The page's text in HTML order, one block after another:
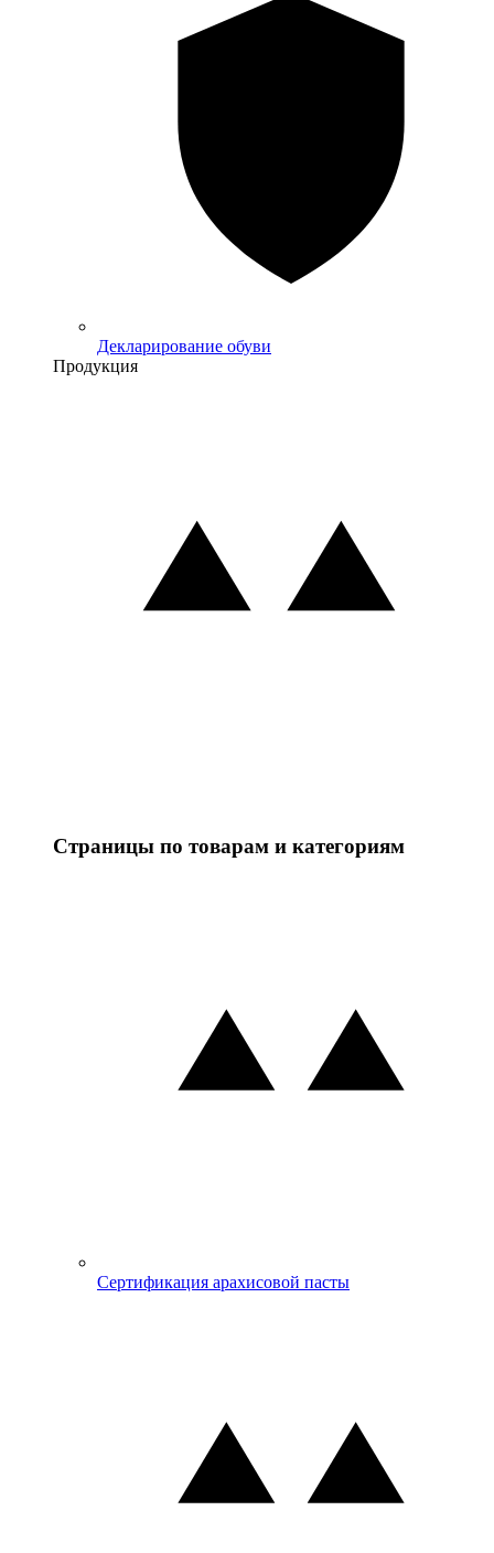
Декларирование обуви
Продукция
Страницы по товарам и категориям
Сертификация арахисовой пасты